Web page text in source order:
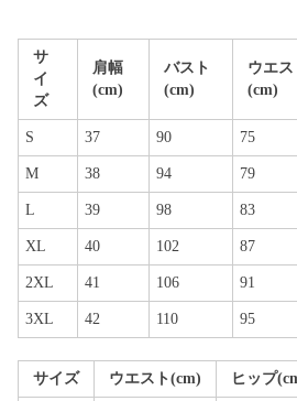
サ
イ
ズ
肩幅
(cm)
バスト
(cm)
ウエス
(cm)
S 37 90 75
M 38 94 79
L 39 98 83
XL 40 102 87
2XL 41 106 91
3XL 42 110 95
サイズ ウエスト(cm) ヒップ